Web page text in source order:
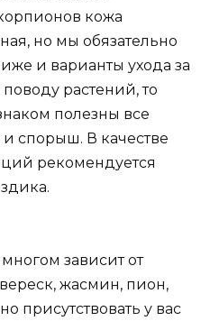
кожа
но мы обязательно
и варианты ухода за
растений, то
полезны все
и спорыш. В качестве
рекомендуется
зависит от
жасмин, пион,
присутствовать у вас